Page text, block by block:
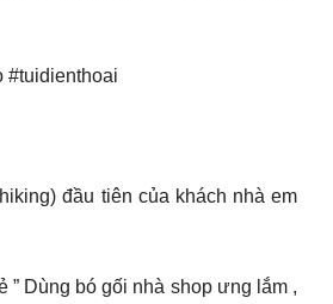
#tuidienthoai
đầu tiên của khách nhà em
” Dùng bó gối nhà shop ưng lắm ,